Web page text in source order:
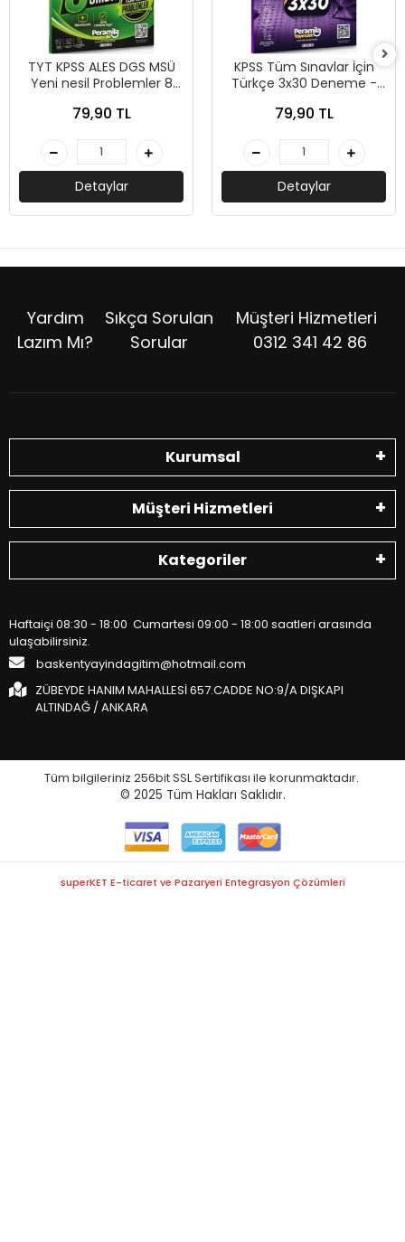
TYT KPSS ALES DGS MSÜ
Yeni nesil Problemler 8
Yayıncılık
79,90 TL
Detaylar
KPSS Tüm Sınavlar İçin
Türkçe 3x30 Deneme -
79,90 TL
Detaylar
Yardım
Lazım Mı?
Sıkça Sorulan
Sorular
Müşteri Hizmetleri
0312 341 42 86
Kurumsal
Müşteri Hizmetleri
Kategoriler
Haftaiçi 08:30 - 18:00 Cumartesi 09:00 - 18:00 saatleri arasında
ulaşabilirsiniz.
baskentyayindagitim@hotmail.com
ZÜBEYDE HANIM MAHALLESİ 657.CADDE NO:9/A DIŞKAPI
ALTINDAĞ / ANKARA
Tüm bilgileriniz 256bit SSL Sertifikası ile korunmaktadır.
© 2025 Tüm Hakları Saklıdır.
superKET E-ticaret ve Pazaryeri Entegrasyon Çözümleri